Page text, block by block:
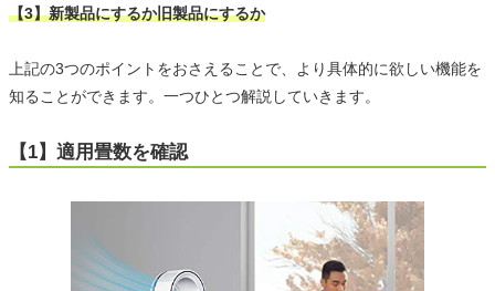
【3】新製品にするか旧製品にするか
上記の3つのポイントをおさえることで、より具体的に欲しい機能を
知ることができます。一つひとつ解説していきます。
【1】適用畳数を確認